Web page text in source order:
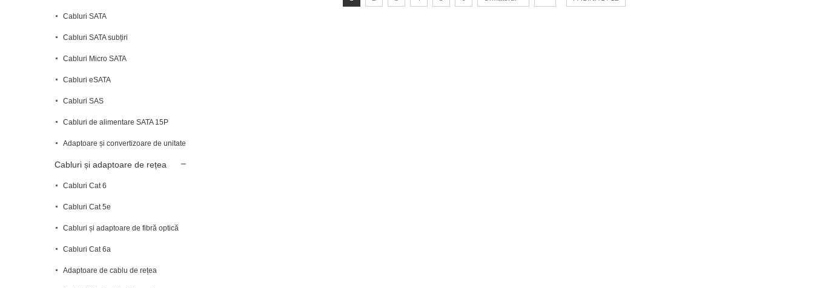
Cabluri SATA
Cabluri SATA subțiri
Cabluri Micro SATA
Cabluri eSATA
Cabluri SAS
Cabluri de alimentare SATA 15P
Adaptoare și convertizoare de unitate
Cabluri și adaptoare de rețea
Cabluri Cat 6
Cabluri Cat 5e
Cabluri și adaptoare de fibră optică
Cabluri Cat 6a
Adaptoare de cablu de rețea